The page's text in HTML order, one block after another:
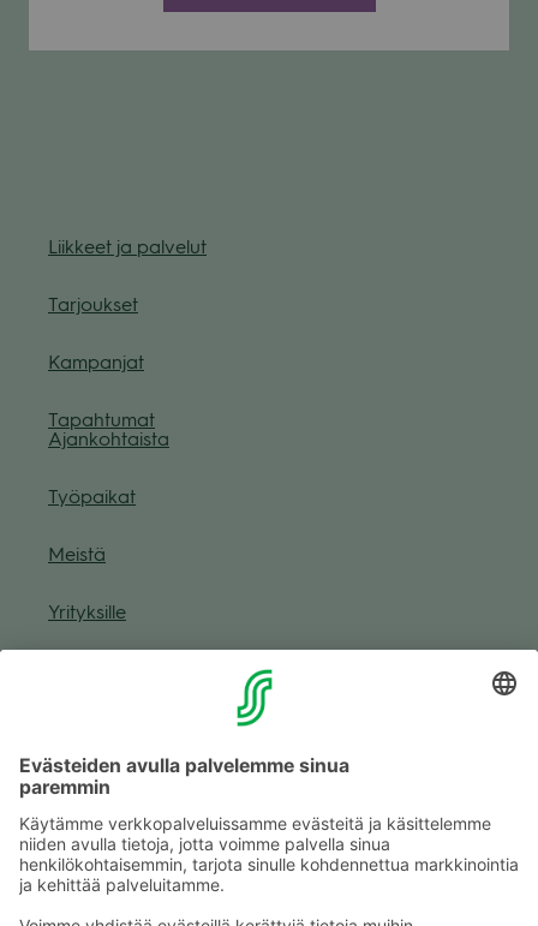
Liik­keet ja pal­ve­lut
Tar­jouk­set
Kam­pan­jat
Tapah­tu­mat
Ajan­koh­taista
Työ­pai­kat
Meistä
Yri­tyk­sille
Muuta eväs­tea­se­tuk­sia & eväs­tein­for­maa­tio
Tie­to­suo­ja­se­loste (Arina)